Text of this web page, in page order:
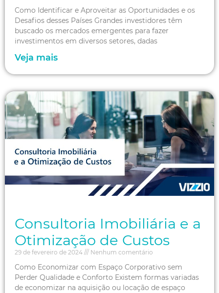
Como Identificar e Aproveitar as Oportunidades e os
Desafios desses Países Grandes investidores têm
buscado os mercados emergentes para fazer
investimentos em diversos setores, dadas
Veja mais
Consultoria Imobiliária e a
Otimização de Custos
29 de fevereiro de 2024 Nenhum comentário
Como Economizar com Espaço Corporativo sem
Perder Qualidade e Conforto Existem formas variadas
de economizar na aquisição ou locação de espaço